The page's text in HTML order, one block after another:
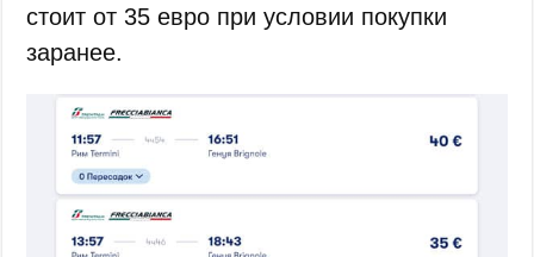
стоит от 35 евро при условии покупки
заранее.